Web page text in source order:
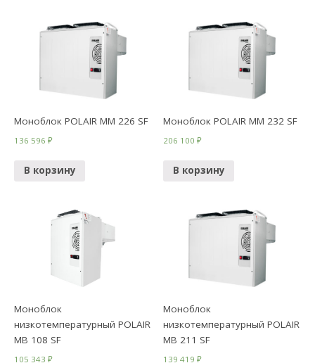
Моноблок POLAIR ММ 226 SF
136 596₽
В корзину
Моноблок POLAIR ММ 232 SF
206 100₽
В корзину
Моноблок
низкотемпературный POLAIR
МB 108 SF
105 343₽
Моноблок
низкотемпературный POLAIR
МB 211 SF
139 419₽